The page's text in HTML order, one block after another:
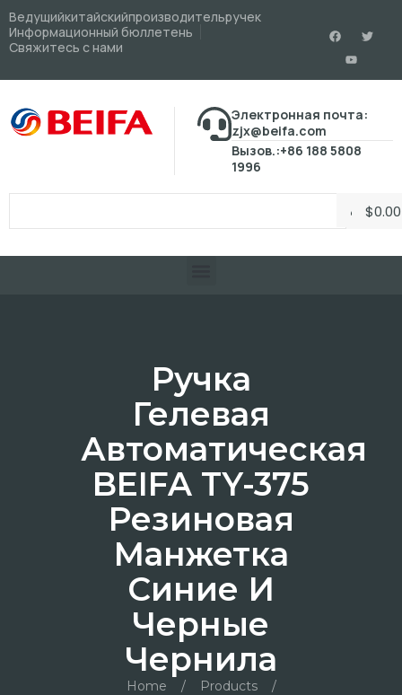
Ведущийкитайскийпроизводительручек
Информационный бюллетень
Свяжитесь с нами
Электронная почта:
zjx@beifa.com
Вызов.:+86 188 5808
1996
$0.00
Ручка
Гелевая
Автоматическая
BEIFA TY-375
Резиновая
Манжетка
Синие И
Черные
Чернила
Home / Products
/